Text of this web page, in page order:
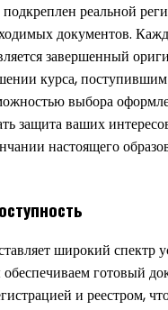
реальной
документов.
завершенный
курса,
выбора
защита ваших
настоящего
широкий спектр
готовый
и реестром,